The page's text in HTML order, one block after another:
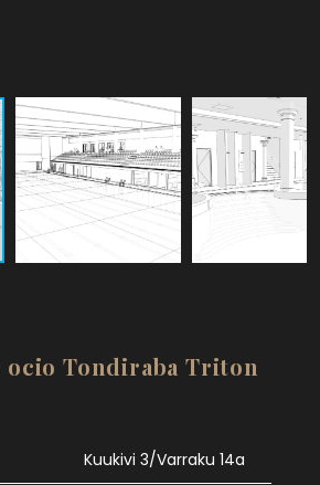
ocio Tondiraba Triton
Kuukivi 3/Varraku 14a